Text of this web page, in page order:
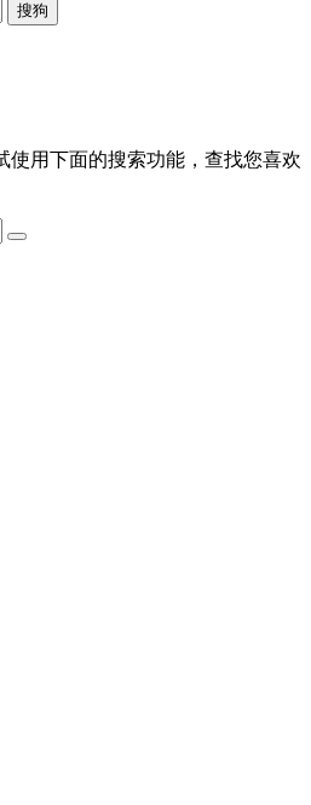
搜狗
使用下面的搜索功能，查找您喜欢